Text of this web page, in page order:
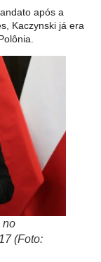
após a
Kaczynski já era
no
(Foto: